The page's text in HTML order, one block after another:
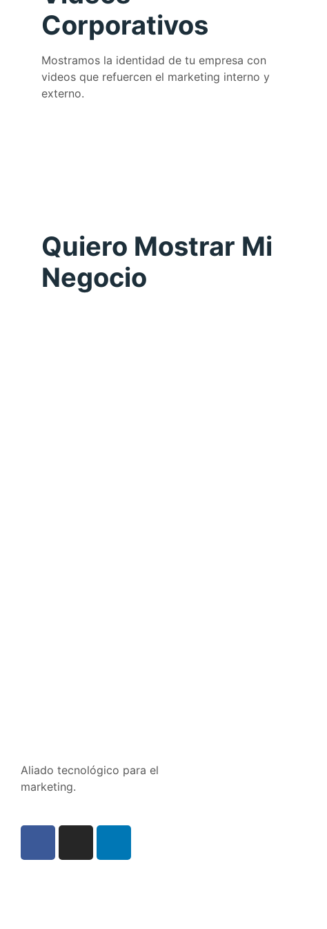
Corporativos
Mostramos la identidad de tu empresa con
videos que refuercen el marketing interno y
externo.
Quiero Mostrar Mi
Negocio
Aliado tecnológico para el
marketing.